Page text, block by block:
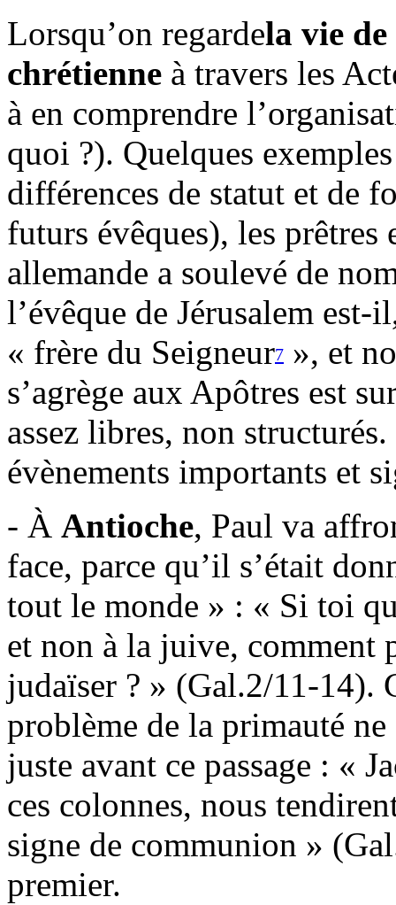
Lorsqu’on regardela vie
chrétienne à travers les
à en comprendre
quoi ?). Quelques
différences de statut et de
futurs évêques), les
allemande a soulevé de
l’évêque de Jérusalem
« frère du Seigneur7 », et
s’agrège aux Apôtres est
assez libres, non
évènements importants et
- À Antioche, Paul va
face, parce qu’il s’était
tout le monde » : « Si toi
et non à la juive, comment
judaïser ? » (Gal.2/11-14).
problème de la primauté
juste avant ce passage : «
ces colonnes, nous
signe de communion »
premier.